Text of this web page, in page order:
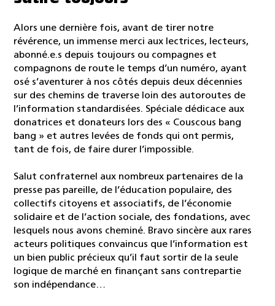
Alors une dernière fois, avant de tirer notre
révérence, un immense merci aux lectrices, lecteurs,
abonné.e.s depuis toujours ou compagnes et
compagnons de route le temps d’un numéro, ayant
osé s’aventurer à nos côtés depuis deux décennies
sur des chemins de traverse loin des autoroutes de
l’information standardisées. Spéciale dédicace aux
donatrices et donateurs lors des « Couscous bang
bang » et autres levées de fonds qui ont permis,
tant de fois, de faire durer l’impossible.
Salut confraternel aux nombreux partenaires de la
presse pas pareille, de l’éducation populaire, des
collectifs citoyens et associatifs, de l’économie
solidaire et de l’action sociale, des fondations, avec
lesquels nous avons cheminé. Bravo sincère aux rares
acteurs politiques convaincus que l’information est
un bien public précieux qu’il faut sortir de la seule
logique de marché en finançant sans contrepartie
son indépendance…